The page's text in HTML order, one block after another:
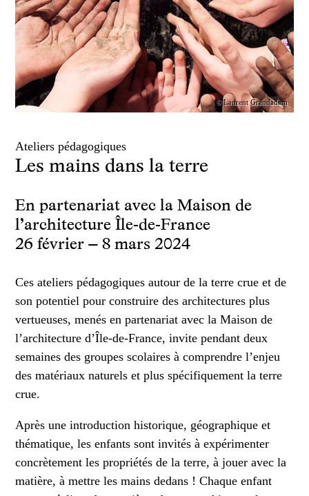
© Laurent Grandadam
Ateliers pédagogiques
Les mains dans la terre
En partenariat avec la Maison de
l’architecture Île-de-France
26 février – 8 mars 2024
Ces ateliers pédagogiques autour de la terre crue et de
son potentiel pour construire des architectures plus
vertueuses, menés en partenariat avec la Maison de
l’architecture d’Île-de-France, invite pendant deux
semaines des groupes scolaires à comprendre l’enjeu
des matériaux naturels et plus spécifiquement la terre
crue.
Après une introduction historique, géographique et
thématique, les enfants sont invités à expérimenter
concrètement les propriétés de la terre, à jouer avec la
matière, à mettre les mains dedans ! Chaque enfant